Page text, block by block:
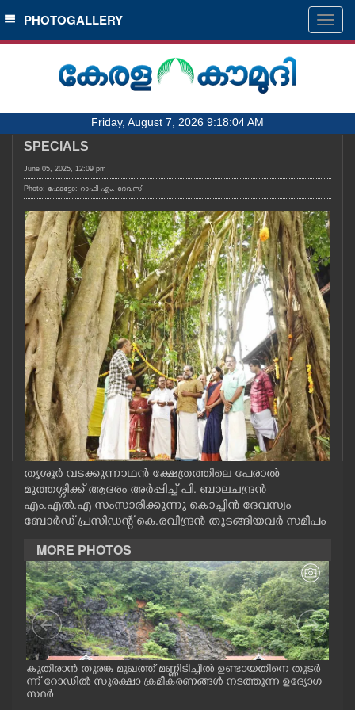
SECTIONS
HOME
NOTIFIED NEWS
KERALA
LOCAL
OBITUARY
NEWS 360
CASE DIARY
CINEMA
OPINION
PHOTOS
LIFESTYLE
SPIRITUAL
INFO+
ART
PHOTOGALLERY
Friday, August 7, 2026 9:18:04 AM
SPECIALS
June 05, 2025, 12:09 pm
Photo: ഫോട്ടോ: റാഫി എം. ദേവസി
തൃശൂർ വടക്കുന്നാഥൻ ക്ഷേത്രത്തിലെ പേരാൽ
മുത്തശ്ശിക്ക് ആദരം അർപ്പിച്ച് പി. ബാലചന്ദ്രൻ
എം.എൽ.എ സംസാരിക്കുന്നു കൊച്ചിൻ ദേവസ്വം
ബോർഡ് പ്രസിഡന്റ് കെ.രവീന്ദ്രൻ തുടങ്ങിയവർ സമീപം
MORE PHOTOS
കുതിരാൻ തുരങ്ക മുഖത്ത് മണ്ണിടിച്ചിൽ ഉണ്ടായതിനെ തുടർ
ന്ന് റോഡിൽ സുരക്ഷാ ക്രമീകരണങ്ങൾ നടത്തുന്ന ഉദ്യോഗ
സ്ഥർ